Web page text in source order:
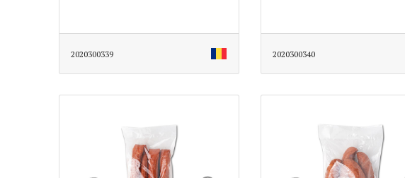
2020300339 2020300340